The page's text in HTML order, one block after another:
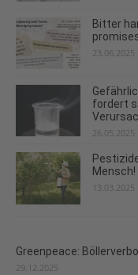
Bitter
23.06.2025
fordert
26.05.2025
Mensch!
13.03.2025
Greenpeace:
29.12.2025